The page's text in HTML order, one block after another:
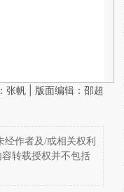
张帆 | 版面编辑：邵超
作者及/或相关权利
转载授权并不包括